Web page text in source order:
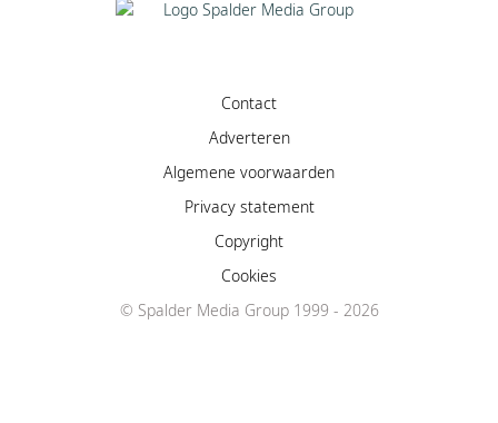
Contact
Adverteren
Algemene voorwaarden
Privacy statement
Copyright
Cookies
© Spalder Media Group 1999 - 2026